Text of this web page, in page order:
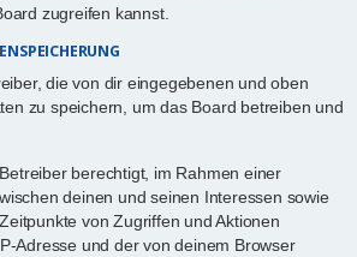
zugreifen kannst.
die von dir eingegebenen und oben
zu speichern, um das Board betreiben und
berechtigt, im Rahmen einer
deinen und seinen Interessen sowie
von Zugriffen und Aktionen
Adresse und der von deinem Browser